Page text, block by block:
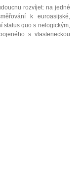
rozvíjet: na jedné
k euroasijské,
status quo s nelogickým,
s vlasteneckou